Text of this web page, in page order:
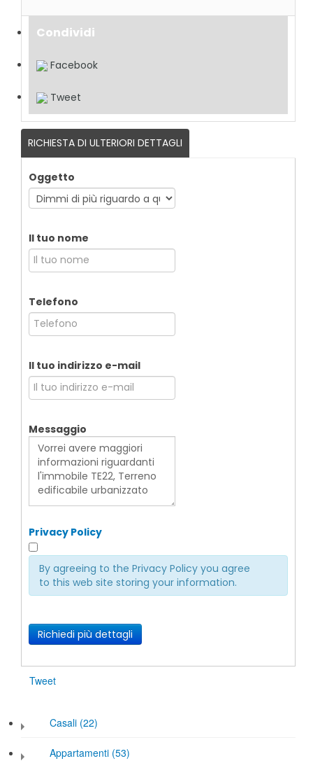
Condividi
Facebook
Tweet
RICHIESTA DI ULTERIORI DETTAGLI
Oggetto
Il tuo nome
Telefono
Il tuo indirizzo e-mail
Messaggio
Privacy Policy
By agreeing to the Privacy Policy you agree
to this web site storing your information.
Richiedi più dettagli
Tweet
Casali (22)
Appartamenti (53)